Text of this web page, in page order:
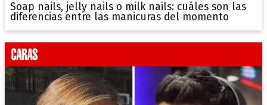
Soap nails, jelly nails o milk nails: cuáles son las
diferencias entre las manicuras del momento